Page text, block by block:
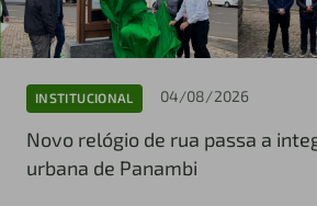
INSTITUCIONAL 04/08/2026
Novo relógio de rua passa a
urbana de Panambi